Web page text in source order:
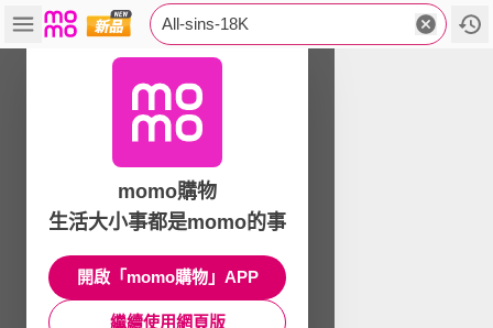
All-sins-18K
momo購物
生活大小事都是momo的事
開啟「momo購物」APP
繼續使用網頁版